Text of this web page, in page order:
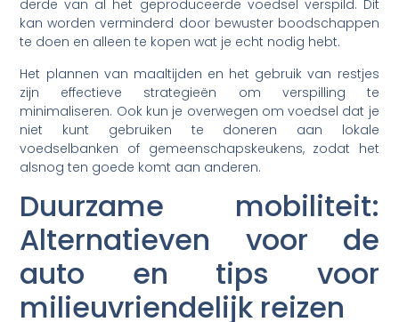
derde van al het geproduceerde voedsel verspild. Dit
kan worden verminderd door bewuster boodschappen
te doen en alleen te kopen wat je echt nodig hebt.
Het plannen van maaltijden en het gebruik van restjes
zijn effectieve strategieën om verspilling te
minimaliseren. Ook kun je overwegen om voedsel dat je
niet kunt gebruiken te doneren aan lokale
voedselbanken of gemeenschapskeukens, zodat het
alsnog ten goede komt aan anderen.
Duurzame mobiliteit:
Alternatieven voor de
auto en tips voor
milieuvriendelijk reizen